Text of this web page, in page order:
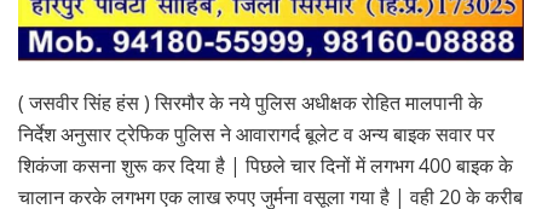
( जसवीर सिंह हंस ) सिरमौर के नये पुलिस अधीक्षक रोहित मालपानी के
निर्देश अनुसार ट्रेफिक पुलिस ने आवारागर्द बूलेट व अन्य बाइक सवार पर
शिकंजा कसना शुरू कर दिया है | पिछले चार दिनों में लगभग 400 बाइक के
चालान करके लगभग एक लाख रुपए जुर्मना वसूला गया है | वही 20 के करीब